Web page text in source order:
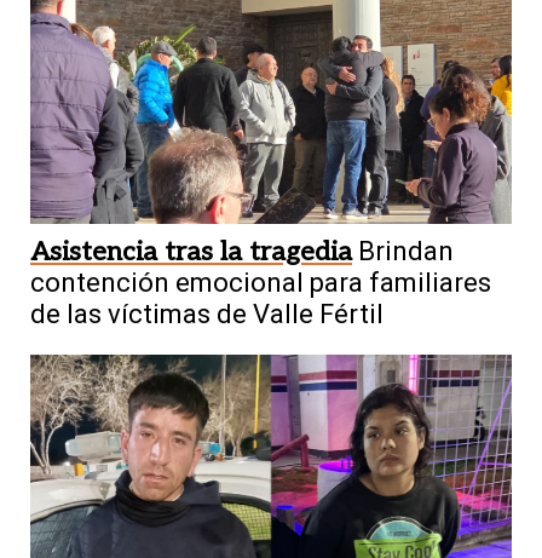
Asistencia tras la tragedia Brindan
contención emocional para familiares
de las víctimas de Valle Fértil